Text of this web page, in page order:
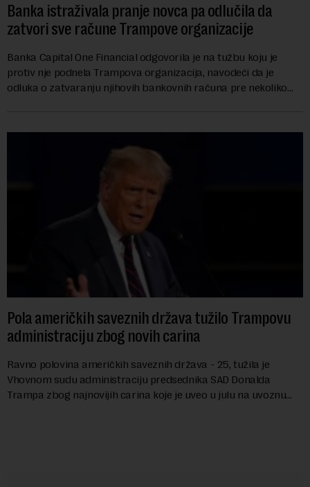
Banka istraživala pranje novca pa odlučila da
zatvori sve račune Trampove organizacije
Banka Capital One Financial odgovorila je na tužbu koju je
protiv nje podnela Trampova organizacija, navodeći da je
odluka o zatvaranju njihovih bankovnih računa pre nekoliko
Pola američkih saveznih država tužilo Trampovu
administraciju zbog novih carina
Ravno polovina američkih saveznih država - 25, tužila je
Vhovnom sudu administraciju predsednika SAD Donalda
Trampa zbog najnovijih carina koje je uveo u julu na uvoznu